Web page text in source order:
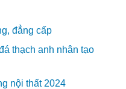
đẳng cấp
thạch anh nhân tạo
nội thất 2024